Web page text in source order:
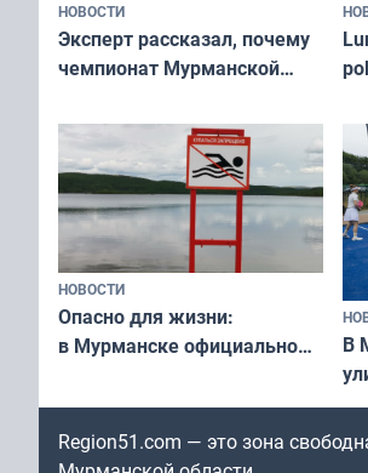
НОВОСТИ
Эксперт рассказал, почему
чемпионат Мурманской
незамеченным
НОВОСТИ
Опасно для жизни:
в Мурманске официально
в городских водоёмах
В
в
Region51.com — это зона